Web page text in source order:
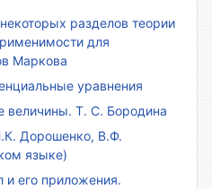
разделов теории
для
Маркова
уравнения
Т. С. Бородина
Дорошенко, В.Ф.
языке)
и его приложения.